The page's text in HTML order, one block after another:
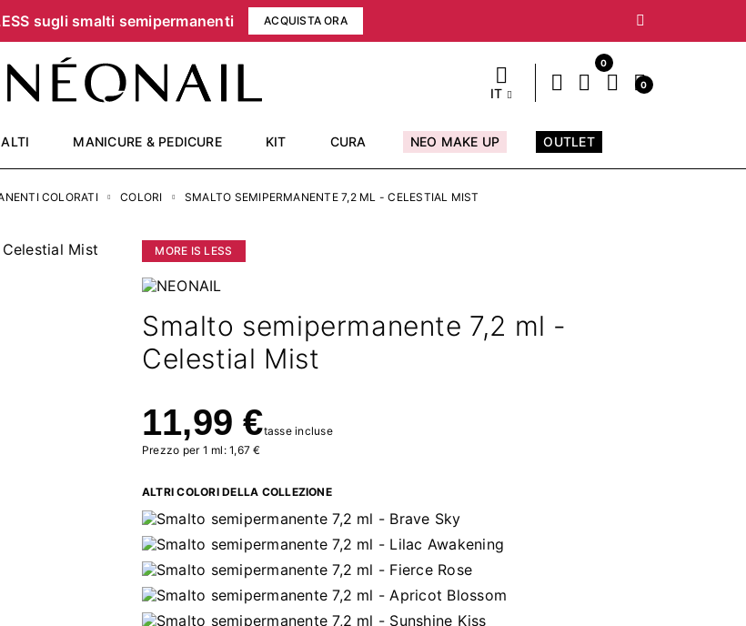
sugli smalti semipermanenti ACQUISTA ORA
IT
0
0
MANICURE & PEDICURE KIT CURA NEO MAKE UP OUTLET
COLORATI COLORI SMALTO SEMIPERMANENTE 7,2 ML - CELESTIAL MIST
MORE IS LESS
Smalto semipermanente 7,2 ml -
Celestial Mist
11,99 €tasse incluse
Prezzo per 1 ml: 1,67 €
ALTRI COLORI DELLA COLLEZIONE